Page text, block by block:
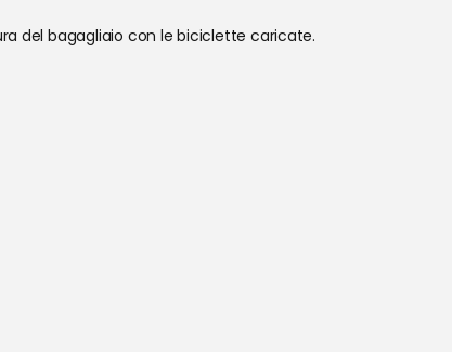
del bagagliaio con le biciclette caricate.